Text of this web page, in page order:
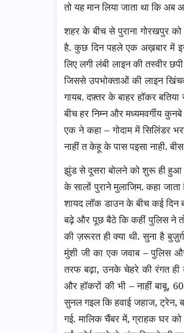
तो यह मान लिया जाता था कि
शहर के बीच से पुराना गोरखपुर
है. कुछ दिन पहले एक अख़बार में
लिए लगी लंबी लाइन की तस्वीर
जिससे उपभोक्ताओं की लाइन
गायब. दफ़्तर के बाहर हॉकर
बीच हर निम्न और मध्यमवर्गीय
एक ने कहा – गोदाम में सिलिंडर
नाहीं त केहू के पास पइसा नाही.
झुंड से दूसरा बोलने को शुरू ही हुआ
के सालों पुराने मुलाजिम. कहा
शायद लॉक डाउन के बीच कई दिन
बढ़े और पूछ बैठे कि कहीं पुलिस ने
की ज़रूरत ही क्या थी. सुना है
मुंशी जी का एक जवाब – पुलिस
तरफ बढ़ा, उनके चेहरे की रंगत ही
और हॉकरों की भी – नाहीं बाबू,
सुनल गइल कि हवाई जहाज, ट्रेन,
गई. मालिक चैंबर में, ग्राहक घर को